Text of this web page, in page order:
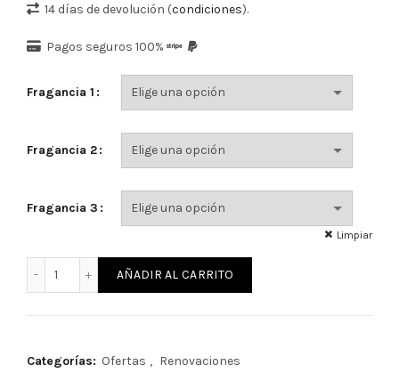
14 días de devolución (condiciones).
Pagos seguros 100%
Fragancia 1
Fragancia 2
Fragancia 3
Limpiar
Renovación 3 Meses cantidad
AÑADIR AL CARRITO
Categorías: Ofertas , Renovaciones